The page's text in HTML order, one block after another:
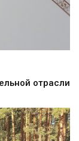
отрасли